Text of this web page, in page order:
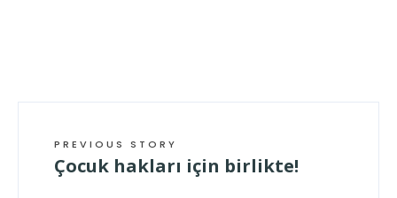
PREVIOUS STORY
Çocuk hakları için birlikte!